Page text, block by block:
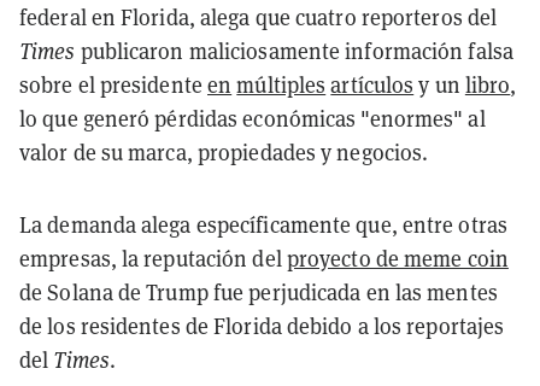
federal en Florida, alega que cuatro reporteros del
Times publicaron maliciosamente información falsa
sobre el presidente en múltiples artículos y un libro,
lo que generó pérdidas económicas "enormes" al
valor de su marca, propiedades y negocios.
La demanda alega específicamente que, entre otras
empresas, la reputación delproyecto de meme coin
de Solana de Trump fue perjudicada en las mentes
de los residentes de Florida debido a los reportajes
del Times.